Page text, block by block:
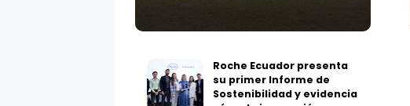
Roche Ecuador presenta
su primer Informe de
Sostenibilidad y evidencia